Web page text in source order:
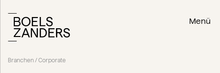
Menü
Branchen / Corporate